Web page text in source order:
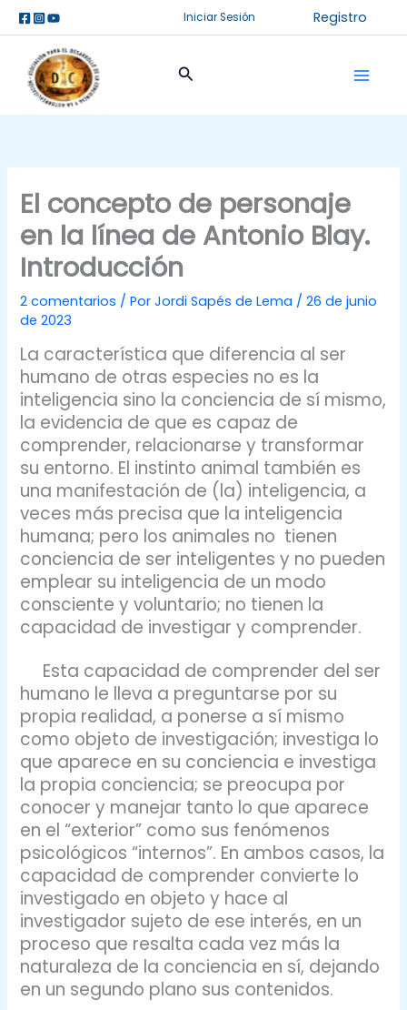
al
contenido
Iniciar Sesión Registro
Buscar
El concepto de personaje
en la línea de Antonio Blay.
Introducción
2 comentarios / PorJordi Sapés de Lema /26 de junio
de 2023
La característica que diferencia al ser
humano de otras especies no es la
inteligencia sino la conciencia de sí mismo,
la evidencia de que es capaz de
comprender, relacionarse y transformar
su entorno. El instinto animal también es
una manifestación de (la) inteligencia, a
veces más precisa que la inteligencia
humana; pero los animales no tienen
conciencia de ser inteligentes y no pueden
emplear su inteligencia de un modo
consciente y voluntario; no tienen la
capacidad de investigar y comprender.
Esta capacidad de comprender del ser
humano le lleva a preguntarse por su
propia realidad, a ponerse a sí mismo
como objeto de investigación; investiga lo
que aparece en su conciencia e investiga
la propia conciencia; se preocupa por
conocer y manejar tanto lo que aparece
en el “exterior” como sus fenómenos
psicológicos “internos”. En ambos casos, la
capacidad de comprender convierte lo
investigado en objeto y hace al
investigador sujeto de ese interés, en un
proceso que resalta cada vez más la
naturaleza de la conciencia en sí, dejando
en un segundo plano sus contenidos.